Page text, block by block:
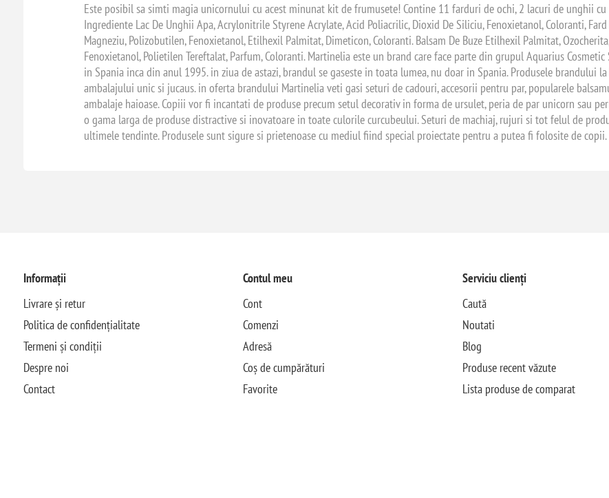
Este posibil sa simti magia unicornului cu acest minunat kit de frumusete! Contine 11 farduri de ochi, 2 lacuri de unghii
Ingrediente Lac De Unghii Apa, Acrylonitrile Styrene Acrylate, Acid Poliacrilic, Dioxid De Siliciu, Fenoxietanol, Coloranti,
Magneziu, Polizobutilen, Fenoxietanol, Etilhexil Palmitat, Dimeticon, Coloranti. Balsam De Buze Etilhexil Palmitat,
Fenoxietanol, Polietilen Tereftalat, Parfum, Coloranti. Martinelia este un brand care face parte din grupul Aquarius
in Spania inca din anul 1995. in ziua de astazi, brandul se gaseste in toata lumea, nu doar in Spania. Produsele brandului
ambalajului unic si jucaus. in oferta brandului Martinelia veti gasi seturi de cadouri, accesorii pentru par, popularele
ambalaje haioase. Copiii vor fi incantati de produse precum setul decorativ in forma de ursulet, peria de par unicorn sau
o gama larga de produse distractive si inovatoare in toate culorile curcubeului. Seturi de machiaj, rujuri si tot felul de
ultimele tendinte. Produsele sunt sigure si prietenoase cu mediul fiind special proiectate pentru a putea fi folosite de copii.
Informații
Livrare și retur
Politica de confidențialitate
Termeni și condiții
Despre noi
Contact
Contul meu
Cont
Comenzi
Adresă
Coș de cumpărături
Favorite
Serviciu clienți
Caută
Noutati
Blog
Produse recent văzute
Lista produse de comparat